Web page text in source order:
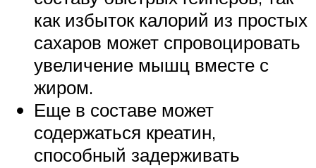
как избыток калорий из простых
сахаров может спровоцировать
увеличение мышц вместе с
жиром.
Еще в составе может
содержаться креатин,
способный задерживать